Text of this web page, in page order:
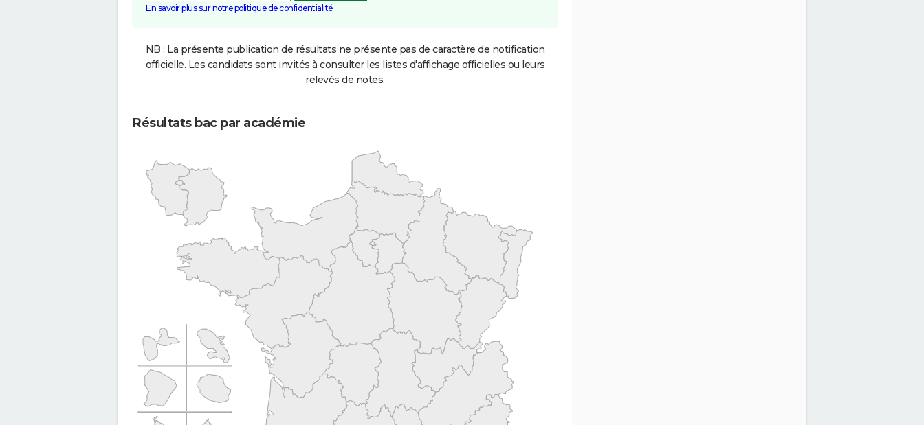
En savoir plus sur notre politique de confidentialité
NB : La présente publication de résultats ne présente pas de caractère de notification
officielle. Les candidats sont invités à consulter les listes d'affichage officielles ou leurs
relevés de notes.
Résultats bac par académie